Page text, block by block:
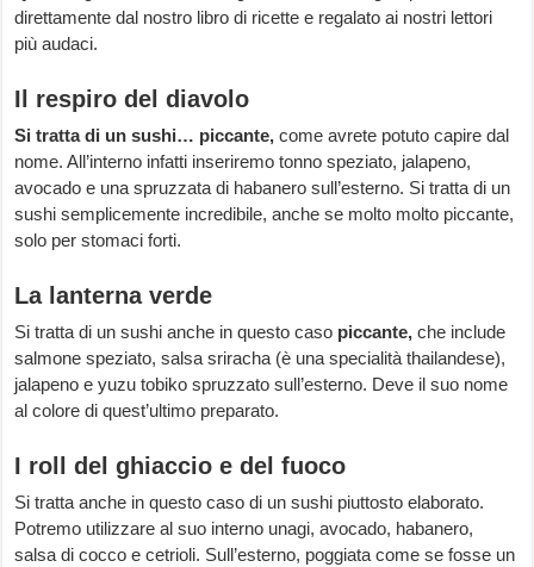
direttamente dal nostro libro di ricette e regalato ai nostri lettori
più audaci.
Il respiro del diavolo
Si tratta di un sushi… piccante, come avrete potuto capire dal
nome. All’interno infatti inseriremo tonno speziato, jalapeno,
avocado e una spruzzata di habanero sull’esterno. Si tratta di un
sushi semplicemente incredibile, anche se molto molto piccante,
solo per stomaci forti.
La lanterna verde
Si tratta di un sushi anche in questo caso piccante, che include
salmone speziato, salsa sriracha (è una specialità thailandese),
jalapeno e yuzu tobiko spruzzato sull’esterno. Deve il suo nome
al colore di quest’ultimo preparato.
I roll del ghiaccio e del fuoco
Si tratta anche in questo caso di un sushi piuttosto elaborato.
Potremo utilizzare al suo interno unagi, avocado, habanero,
salsa di cocco e cetrioli. Sull’esterno, poggiata come se fosse un